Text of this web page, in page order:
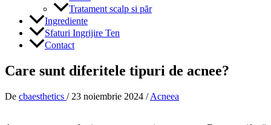
Tratament scalp si păr
Ingrediente
Sfaturi Ingrijire Ten
Contact
Care sunt diferitele tipuri de acnee?
De cbaesthetics / 23 noiembrie 2024 /Acneea